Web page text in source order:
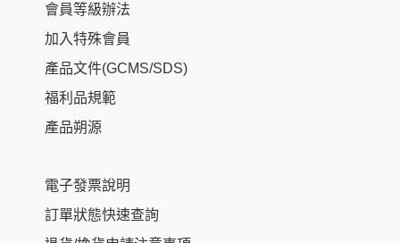
會員等級辦法
加入特殊會員
產品文件(GCMS/SDS)
福利品規範
產品朔源
電子發票說明
訂單狀態快速查詢